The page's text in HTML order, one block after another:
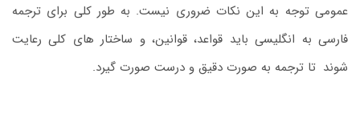
عمومی توجه به این نکات ضروری نیست. به ‌طور کلی برای ترجمه
فارسی به انگلیسی باید قواعد، قوانین، و ساختار های کلی رعایت
شوند تا ترجمه به‌ صورت دقیق و درست صورت گیرد.